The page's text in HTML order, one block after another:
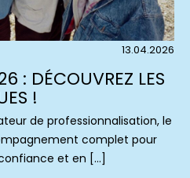
13.04.2026
: DÉCOUVREZ LES
!
de professionnalisation, le
complet pour
et en […]